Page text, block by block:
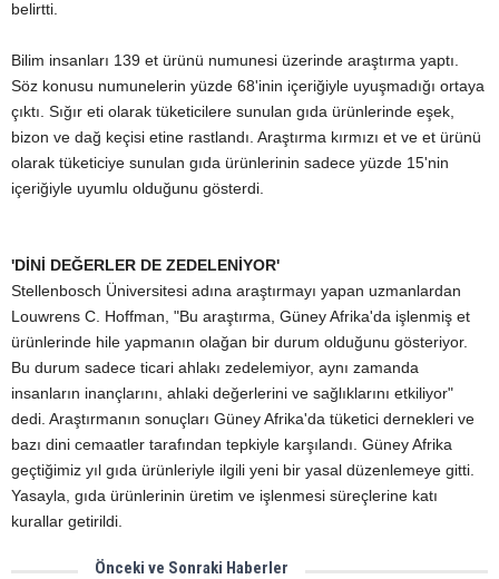
belirtti.
Bilim insanları 139 et ürünü numunesi üzerinde araştırma yaptı.
Söz konusu numunelerin yüzde 68'inin içeriğiyle uyuşmadığı ortaya
çıktı. Sığır eti olarak tüketicilere sunulan gıda ürünlerinde eşek,
bizon ve dağ keçisi etine rastlandı. Araştırma kırmızı et ve et ürünü
olarak tüketiciye sunulan gıda ürünlerinin sadece yüzde 15'nin
içeriğiyle uyumlu olduğunu gösterdi.
'DİNİ DEĞERLER DE ZEDELENİYOR'
Stellenbosch Üniversitesi adına araştırmayı yapan uzmanlardan
Louwrens C. Hoffman, "Bu araştırma, Güney Afrika'da işlenmiş et
ürünlerinde hile yapmanın olağan bir durum olduğunu gösteriyor.
Bu durum sadece ticari ahlakı zedelemiyor, aynı zamanda
insanların inançlarını, ahlaki değerlerini ve sağlıklarını etkiliyor"
dedi. Araştırmanın sonuçları Güney Afrika'da tüketici dernekleri ve
bazı dini cemaatler tarafından tepkiyle karşılandı. Güney Afrika
geçtiğimiz yıl gıda ürünleriyle ilgili yeni bir yasal düzenlemeye gitti.
Yasayla, gıda ürünlerinin üretim ve işlenmesi süreçlerine katı
kurallar getirildi.
Önceki ve Sonraki Haberler